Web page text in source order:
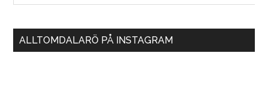
...
ALLTOMDALARÖ PÅ INSTAGRAM